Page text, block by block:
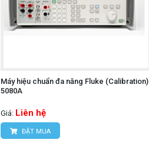
Máy hiệu chuẩn đa năng Fluke (Calibration)
5080A
Giá: Liên hệ
ĐẶT MUA